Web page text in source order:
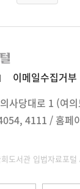
이메일수집거부
사당대로 1 (여
4111 / 홈페
도서관 입법자료포